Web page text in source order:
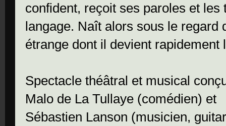
confident, reçoit ses paroles et
langage. Naît alors sous le regard
étrange dont il devient rapidement
Spectacle théâtral et musical
Malo de La Tullaye (comédien) et
Sébastien Lanson (musicien,